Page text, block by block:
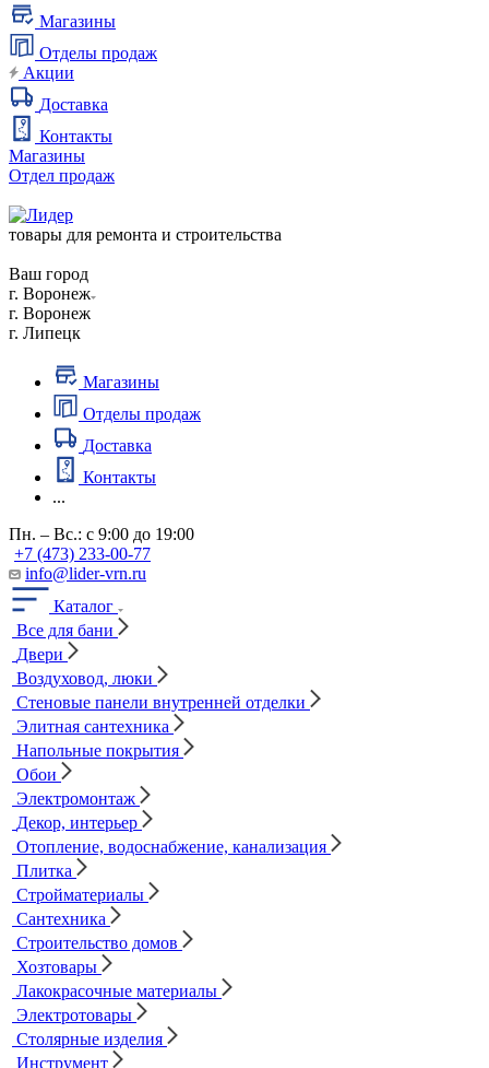
Магазины
Отделы продаж
Акции
Доставка
Контакты
Магазины
Отдел продаж
товары для ремонта и строительства
Ваш город
г. Воронеж
г. Воронеж
г. Липецк
Магазины
Отделы продаж
Доставка
Контакты
...
Пн. – Вс.: с 9:00 до 19:00
+7 (473) 233-00-77
info@lider-vrn.ru
Каталог
Все для бани
Двери
Воздуховод, люки
Стеновые панели внутренней отделки
Элитная сантехника
Напольные покрытия
Обои
Электромонтаж
Декор, интерьер
Отопление, водоснабжение, канализация
Плитка
Стройматериалы
Сантехника
Строительство домов
Хозтовары
Лакокрасочные материалы
Электротовары
Столярные изделия
Инструмент